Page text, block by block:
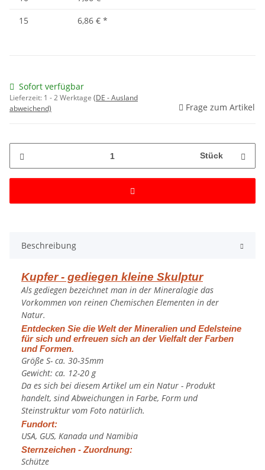
15
6,86 € *
Sofort verfügbar
Lieferzeit: 1 - 2 Werktage (DE - Ausland
abweichend)
Frage zum Artikel
Stück
Beschreibung
Kupfer - gediegen kleine Skulptur
Als gediegen bezeichnet man in der Mineralogie das
Vorkommen von reinen Chemischen Elementen in der
Natur.
Entdecken Sie die Welt der Mineralien und Edelsteine
für sich und erfreuen sich an der Vielfalt der Farben
und Formen.
Größe S- ca. 30-35mm
Gewicht: ca. 12-20 g
Da es sich bei diesem Artikel um ein Natur - Produkt
handelt, sind Abweichungen in Farbe, Form und
Steinstruktur vom Foto natürlich.
Fundort:
USA, GUS, Kanada und Namibia
Sternzeichen - Zuordnung:
Schütze